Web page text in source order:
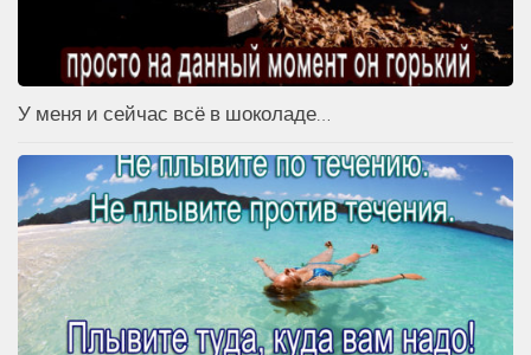
У меня и сейчас всё в шоколаде…